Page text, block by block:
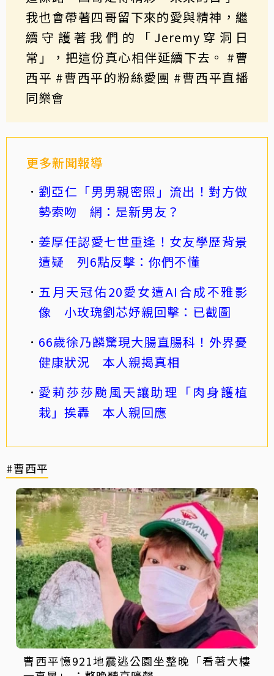
我也會帶著四哥留下來的愛與精神，繼
續守護著我們的「Jeremy穿洞日
常」，把這份真心相伴延續下去。 #曹
西平 #曹西平的粉絲愛團 #曹西平直播
同樂會
更多新聞報導
劉亞仁「男男親密照」流出！對方做
勢索吻 網：是新男友？
姜厚任認愛七世重逢！女友學歷背景
遭疑 列6點反擊：你們不懂
五月天冠佑20愛女遭AI合成不雅影
像 小玫瑰劉芯妤親回擊：已截圖
66歲徐乃麟驚現大腸直腸科！外界憂
健康狀況 本人親揭真相
愛莉莎莎颱風天讓助理「肉身護植
栽」挨轟 本人親回應
#曹西平
曹西平憶921地震逃公園坐整晚「看著大樓